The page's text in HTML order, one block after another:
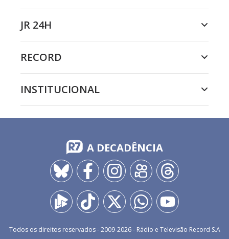
JR 24H
RECORD
INSTITUCIONAL
A DECADÊNCIA
Todos os direitos reservados - 2009-2026- Rádio e Televisão Record S.A